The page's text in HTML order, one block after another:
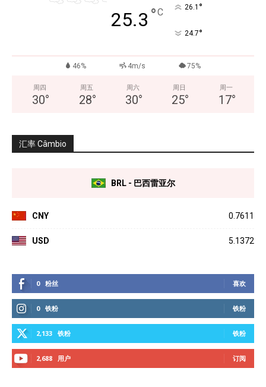
25.3 °C 26.1 °
24.7°
46% 4m/s 75%
周四
30°
周五
28°
周六
30°
周日
25°
周一
17°
汇率 Câmbio
BRL - 巴西雷亚尔
CNY 0.7611
USD 5.1372
0 粉丝 喜欢
0 铁粉 铁粉
2,133 铁粉 铁粉
2,688 用户 订阅